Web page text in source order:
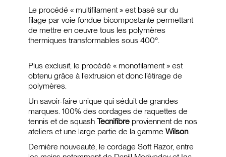
Le procédé « multifilament » est basé sur du
filage par voie fondue bicompostante permettant
de mettre en oeuvre tous les polymères
thermiques transformables sous 400°.
Plus exclusif, le procédé « monofilament » est
obtenu grâce à l’extrusion et donc l’étirage de
polymères.
Un savoir-faire unique qui séduit de grandes
marques. 100% des cordages de raquettes de
tennis et de squash Tecnifibre proviennent de nos
ateliers et une large partie de la gamme Wilson.
Dernière nouveauté, le cordage Soft Razor, entre